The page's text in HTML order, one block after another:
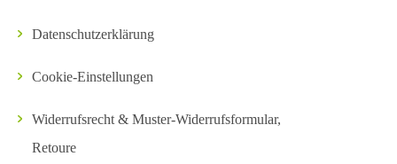
Datenschutzerklärung
Cookie-Einstellungen
Widerrufsrecht & Muster-Widerrufsformular,
Retoure